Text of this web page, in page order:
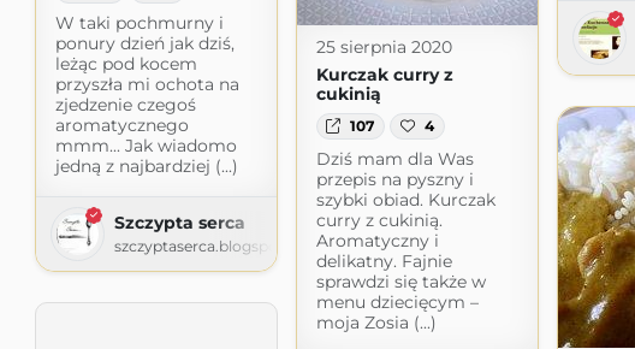
W taki pochmurny i
ponury dzień jak dziś,
leżąc pod kocem
przyszła mi ochota na
zjedzenie czegoś
aromatycznego
mmm... Jak wiadomo
jedną z najbardziej (...)
Szczypta serca
szczyptaserca.blogspot.com
25 sierpnia 2020
Kurczak curry z
cukinią
107 4
Dziś mam dla Was
przepis na pyszny i
szybki obiad. Kurczak
curry z cukinią.
Aromatyczny i
delikatny. Fajnie
sprawdzi się także w
menu dziecięcym –
moja Zosia (...)